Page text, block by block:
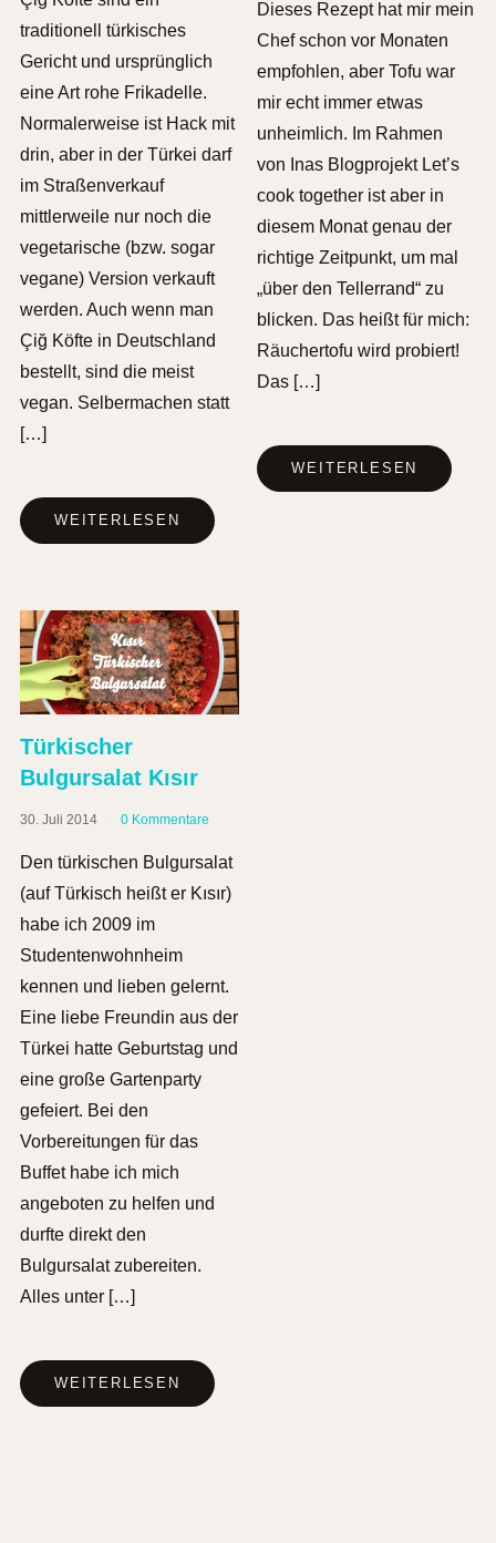
traditionell türkisches
Gericht und ursprünglich
eine Art rohe Frikadelle.
Normalerweise ist Hack mit
drin, aber in der Türkei darf
im Straßenverkauf
mittlerweile nur noch die
vegetarische (bzw. sogar
vegane) Version verkauft
werden. Auch wenn man
Çiğ Köfte in Deutschland
bestellt, sind die meist
vegan. Selbermachen statt
[…]
WEITERLESEN
Dieses Rezept hat mir mein
Chef schon vor Monaten
empfohlen, aber Tofu war
mir echt immer etwas
unheimlich. Im Rahmen
von Inas Blogprojekt Let’s
cook together ist aber in
diesem Monat genau der
richtige Zeitpunkt, um mal
„über den Tellerrand“ zu
blicken. Das heißt für mich:
Räuchertofu wird probiert!
Das […]
WEITERLESEN
Türkischer
Bulgursalat Kısır
30. Juli 2014 0 Kommentare
Den türkischen Bulgursalat
(auf Türkisch heißt er Kısır)
habe ich 2009 im
Studentenwohnheim
kennen und lieben gelernt.
Eine liebe Freundin aus der
Türkei hatte Geburtstag und
eine große Gartenparty
gefeiert. Bei den
Vorbereitungen für das
Buffet habe ich mich
angeboten zu helfen und
durfte direkt den
Bulgursalat zubereiten.
Alles unter […]
WEITERLESEN